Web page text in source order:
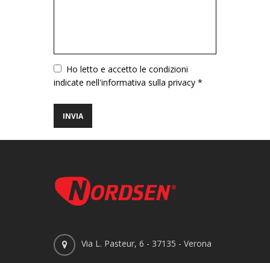
VuotoHo letto e accetto le condizioni
indicate nell'informativa sulla privacy *
Via L. Pasteur, 6 - 37135 - Verona